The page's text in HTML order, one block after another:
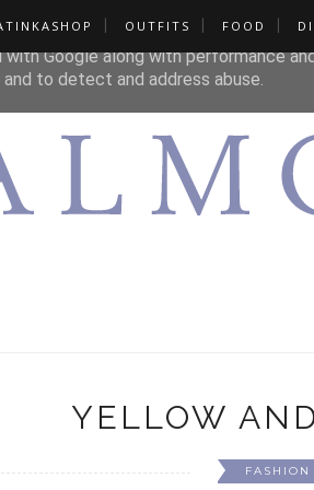
OUTFITS FOOD
YELLOW
FASHION
cookies from Google to deliver its
with Google along with performance
to detect and address abuse.